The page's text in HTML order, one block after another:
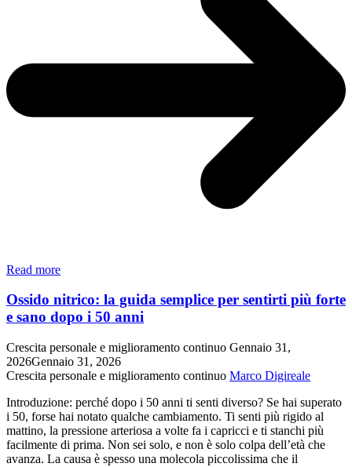
Read moreDal
al
migliore:
ci
insegna
il
miracolo
di
Cana
sull’antifragilità
Ossido nitrico: la guida semplice per sentirti più forte
e sano dopo i 50 anni
Crescita personale e miglioramento continuo Gennaio 31,
2026Gennaio 31, 2026
Crescita personale e miglioramento continuo Marco Digireale
Introduzione: perché dopo i 50 anni ti senti diverso? Se hai superato
i 50, forse hai notato qualche cambiamento. Ti senti più rigido al
mattino, la pressione arteriosa a volte fa i capricci e ti stanchi più
facilmente di prima. Non sei solo, e non è solo colpa dell’età che
avanza. La causa è spesso una molecola piccolissima che il